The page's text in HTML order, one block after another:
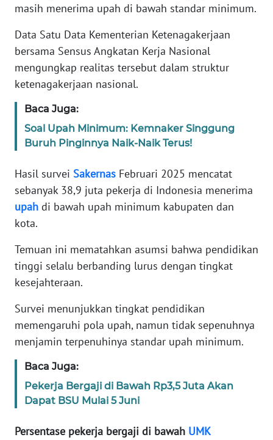
masih menerima upah di bawah standar minimum.
Data Satu Data Kementerian Ketenagakerjaan
bersama Sensus Angkatan Kerja Nasional
mengungkap realitas tersebut dalam struktur
ketenagakerjaan nasional.
Baca Juga:
Soal Upah Minimum: Kemnaker Singgung
Buruh Pinginnya Naik-Naik Terus!
Hasil survei Sakernas Februari 2025 mencatat
sebanyak 38,9 juta pekerja di Indonesia menerima
upah di bawah upah minimum kabupaten dan
kota.
Temuan ini mematahkan asumsi bahwa pendidikan
tinggi selalu berbanding lurus dengan tingkat
kesejahteraan.
Survei menunjukkan tingkat pendidikan
memengaruhi pola upah, namun tidak sepenuhnya
menjamin terpenuhinya standar upah minimum.
Baca Juga:
Pekerja Bergaji di Bawah Rp3,5 Juta Akan
Dapat BSU Mulai 5 Juni
Persentase pekerja bergaji di bawah UMK
KONTAK
IKLAN
TENTANG
PEDOMAN
SIBER
REDAKSI
DISCLAIMER
Wahana
News
Regional
SUMUT
WN